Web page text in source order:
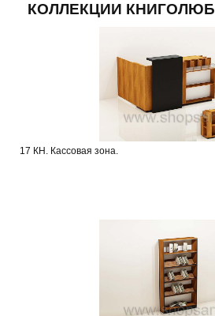
КОЛЛЕКЦИИ КНИГОЛЮБ
17 КН. Кассовая зона.